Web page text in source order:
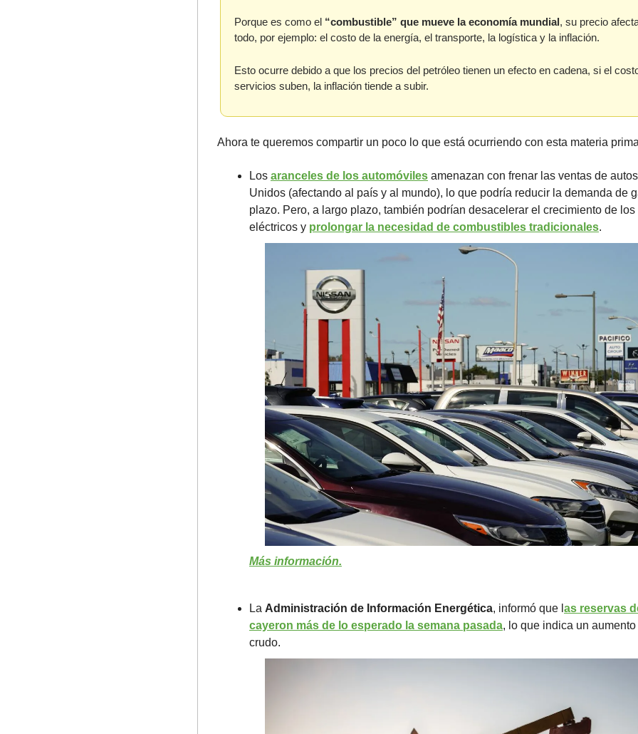
Porque es como el “combustible” que mueve la economía mundial, su precio
todo, por ejemplo: el costo de la energía, el transporte, la logística y la inflación.
Esto ocurre debido a que los precios del petróleo tienen un efecto en cadena, si el
servicios suben, la inflación tiende a subir.
Ahora te queremos compartir un poco lo que está ocurriendo con esta materia
Los aranceles de los automóviles amenazan con frenar las ventas de
Unidos (afectando al país y al mundo), lo que podría reducir la demanda de
plazo. Pero, a largo plazo, también podrían desacelerar el crecimiento de
eléctricos y prolongar la necesidad de combustibles tradicionales.
Más información.
La Administración de Información Energética, informó que l as reservas
cayeron más de lo esperado la semana pasada, lo que indica un
crudo.